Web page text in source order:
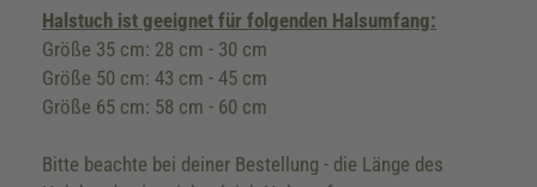
Halstuch ist geeignet für folgenden Halsumfang:
Größe 35 cm: 28 cm - 30 cm
Größe 50 cm: 43 cm - 45 cm
Größe 65 cm: 58 cm - 60 cm
Bitte beachte bei deiner Bestellung - die Länge des